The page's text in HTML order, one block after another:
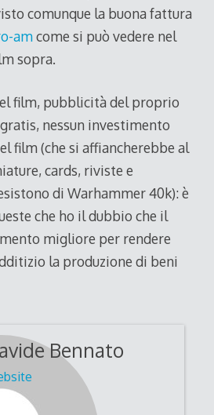
comunque la buona fattura
amcome si può vedere nel
sopra.
film, pubblicità del proprio
nessun investimento
film (che si affiancherebbe al
cards, riviste e
di Warhammer 40k): è
che ho il dubbio che il
migliore per rendere
la produzione di beni
Bennato